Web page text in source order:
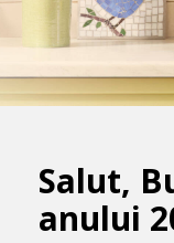
Salut,
anului